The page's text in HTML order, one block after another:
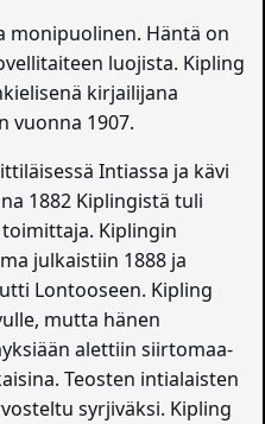
monipuolinen. Häntä on
luojista. Kipling
kirjailijana
vuonna 1907.
Intiassa ja kävi
1882 Kiplingistä tuli
Kiplingin
julkaistiin 1888 ja
Lontooseen. Kipling
mutta hänen
alettiin siirtomaa-
Teosten intialaisten
syrjiväksi. Kipling